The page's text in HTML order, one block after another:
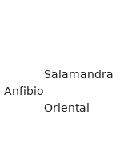
Anfibio
Salamandra
Oriental